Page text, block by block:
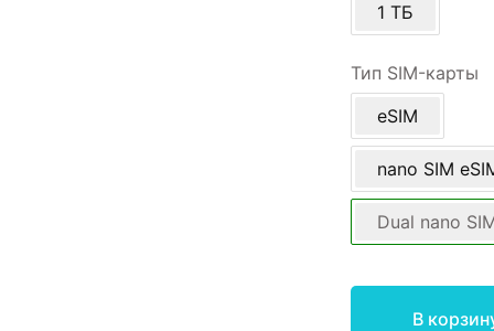
1 ТБ
Тип SIM-карты
eSIM
nano SIM
Dual nano
В